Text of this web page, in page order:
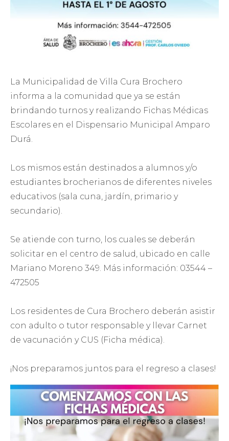
La Municipalidad de Villa Cura Brochero
informa a la comunidad que ya se están
brindando turnos y realizando Fichas Médicas
Escolares en el Dispensario Municipal Amparo
Durá.
Los mismos están destinados a alumnos y/o
estudiantes brocherianos de diferentes niveles
educativos (sala cuna, jardín, primario y
secundario).
Se atiende con turno, los cuales se deberán
solicitar en el centro de salud, ubicado en calle
Mariano Moreno 349. Más información: 03544 –
472505
Los residentes de Cura Brochero deberán asistir
con adulto o tutor responsable y llevar Carnet
de vacunación y CUS (Ficha médica).
¡Nos preparamos juntos para el regreso a clases!